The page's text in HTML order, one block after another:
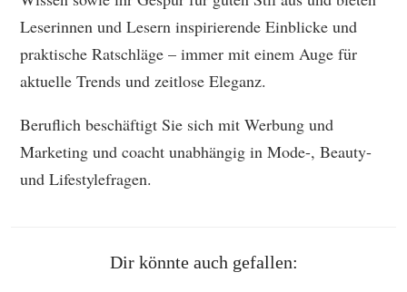
Leserinnen und Lesern inspirierende Einblicke und
praktische Ratschläge – immer mit einem Auge für
aktuelle Trends und zeitlose Eleganz.
Beruflich beschäftigt Sie sich mit Werbung und
Marketing und coacht unabhängig in Mode-, Beauty-
und Lifestylefragen.
Dir könnte auch gefallen: